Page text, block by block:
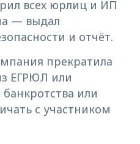
всех юрлиц и ИП
— выдал
и отчёт.
прекратила
ЕГРЮЛ или
или
с участником